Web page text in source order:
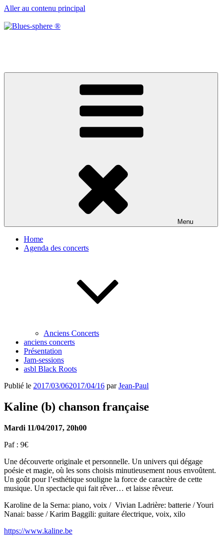
Aller au contenu principal
Menu
Home
Agenda des concerts
Anciens Concerts
anciens concerts
Présentation
Jam-sessions
asbl Black Roots
Publié le 2017/03/062017/04/16 parJean-Paul
Kaline (b) chanson française
Mardi 11/04/2017, 20h00
Paf : 9€
Une découverte originale et personnelle. Un univers qui dégage
poésie et magie, où les sons choisis minutieusement nous envoûtent.
Un goût pour l’esthétique souligne la force de caractère de cette
musique. Un spectacle qui fait rêver… et laisse rêveur.
Karoline de la Serna: piano, voix / Vivian Ladrière: batterie / Youri
Nanai: basse / Karim Baggili: guitare électrique, voix, xilo
https://www.kaline.be